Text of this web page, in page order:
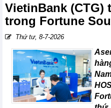
VietinBank (CTG)
trong Fortune
Thứ tư, 8-7-2026